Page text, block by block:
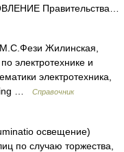
Правительства…
Жилинская,
электротехнике и
электротехника,
…
Справочник
освещение)
по случаю торжества,